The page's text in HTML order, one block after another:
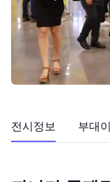
전시정보 부대